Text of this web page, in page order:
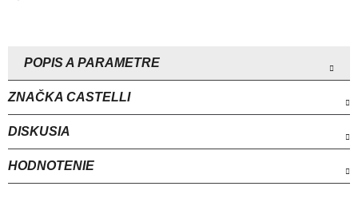
ZNAČKA CASTELLI
DISKUSIA
HODNOTENIE